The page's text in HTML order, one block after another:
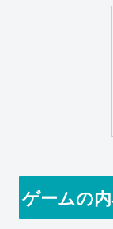
ゲームの